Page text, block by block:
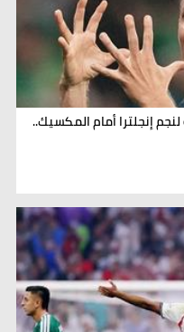
إنجلترا أمام المكسيك..